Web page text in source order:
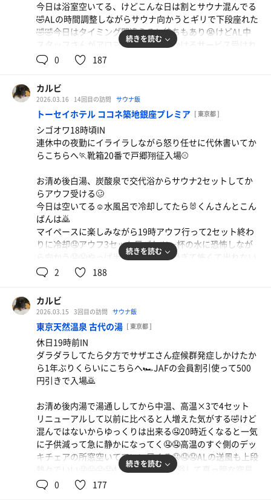
ラーメン並チャーシューノリライス🍺
神奈川の知人に此処は食べた事ないの？ってマウント
取られてたけどその気持ち今日分かりました🏆
今日は浴室空いてる、けどこんな日は割とサウナ混んでる
🤣ALの時間調整しながらサウナ向かうとギリで下段座れた
🤣🤣今日はタイミング間違えると待ちもあり😭けどAL中
スタッフさんがアロマをストーブにかけるサービス受けれ
ました🤤上手いことAL5分前くらいから入って3段目で耐
締めに湯船でゆったりしてたら時間ギリギリに気付いて急
いで終了🤣
明日夜勤頑張れば3.5連休😏
コロッケ
続きを読む
0 187
カルビ
2026.03.16 14回目の訪問 サウナ飯
トーセイホテル ココネ築地銀座プレミア [ 東京都 ]
シゴオワ18時頃IN
連休中の夜勤にイライラしながら怒り任せに代休書いてか
らこちらへ🏃靴箱20番で戸郷翔征入場⚾️
お清め後白湯、炭酸泉で交代浴からサウナ2セットしてか
らアウフ受ける🥴
今日は空いてる☺️水風呂で冷却してたら🐰くんさんとこん
ばんは🙇
マイペースに楽しみながら19時アウフ行って2セット終わ
りに冷却🤤アウフ3セット目バケツ一杯の水に恐怖しなが
ら向かう🤤🤤やっぱ半端ね🤤🤤🤤痛過ぎて怖くて出れない
🤤🤤🤤🤤ラスト何杯かもうやめてって心の声ダダ漏れでな
🐰くんさんにお疲れ様して私は休憩から中々立てずに余韻
楽しんで終了
卒業したスタッフの強めのアウフしっかり受け継いでるん
ですね🤤常連さんたちがアウフノーガードで受けてるのも
半端ねー🤣
続きを読む
2 188
カルビ
2026.03.15 3回目の訪問 サウナ飯
東京天然温泉 古代の湯 [ 東京都 ]
休日19時前IN
ダラダラしてたら夕方でサザエさん症候群発症しかけたか
ら1年ぶりくらいにこちらへ🏎️JAFの会員割引使って500
円引きで入場🙇
お清め後内湯で湯通ししてから中温、高温×3で4セット
リニューアルして以前に比べると人増えた気がする🤣けど
混んではないからゆっくりは出来る🤤20時近くなると一気
に子供減って急に静かになってく🤤🤤高温のすぐ側のデッ
キチェアの所窓空いてていい風くる🤤🤤🤤ALの送風も上段
熱々でいい🤤🤤🤤🤤4セット目に外気浴して真っ暗な空見
ながらキマる🥴
続きを読む
0 177